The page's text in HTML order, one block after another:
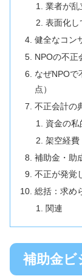
業者が乱
表面化し
健全なコン
NPOの不正
なぜNPOで
点）
不正会計の
資金の私
架空経費
補助金・助
不正が発覚
総括：求め
関連
補助金ビ